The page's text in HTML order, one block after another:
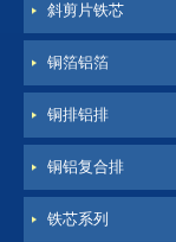
斜剪片铁芯
铜箔铝箔
铜排铝排
铜铝复合排
铁芯系列